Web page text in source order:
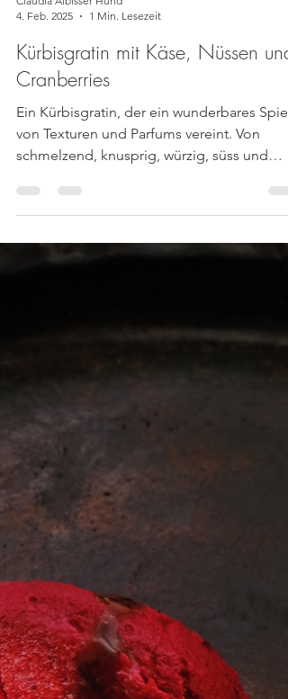
Claudia Albisser Hund
4. Feb. 2025
1 Min. Lesezeit
Kürbisgratin mit Käse, Nüssen und
Cranberries
Ein Kürbisgratin, der ein wunderbares Spiel
schmelzend, knusprig, würzig, süss und
cremig findet...